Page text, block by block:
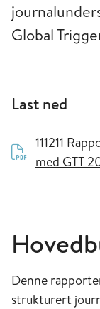
Global
Last ned
111211
med GTT
Denne
strukturert